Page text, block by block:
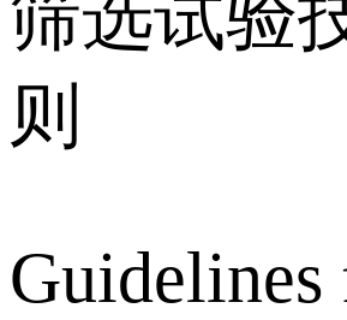
筛选试验
则
Guidelines